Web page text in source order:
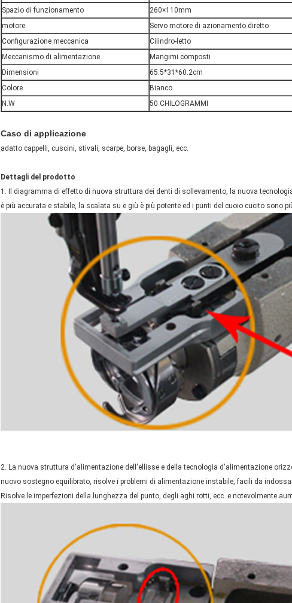
Spazio di funzionamento
260×110mm
motore
Servo motore di azionamento diretto
Configurazione meccanica
Cilindro-letto
Meccanismo di alimentazione
Mangimi composti
Dimensioni
65.5*31*60.2cm
Colore
Bianco
N.W
50 CHILOGRAMMI
Caso di applicazione
adatto cappelli, cuscini, stivali, scarpe, borse, bagagli, ecc.
Dettagli del prodotto
1. Il diagramma di effetto di nuova struttura dei denti di sollevamento, la nuova
è più accurata e stabile, la scalata su e giù è più potente ed i punti del cuoio cucito sono
2. La nuova struttura d'alimentazione dell'ellisse e della tecnologia d'alimentazione
nuovo sostegno equilibrato, risolve i problemi di alimentazione instabile, facili da
Risolve le imperfezioni della lunghezza del punto, degli aghi rotti, ecc. e notevolmente